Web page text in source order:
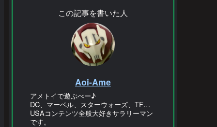
この記事を書いた人
Aoi-Ame
アメトイで遊ぶべー♪
DC、マーベル、スターウォーズ、TF…
USAコンテンツ全般大好きサラリーマン
です。